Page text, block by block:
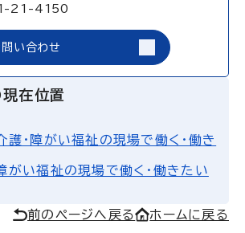
21-4150
い合わせ
現在位置
護・障がい福祉の現場で働く・働き
がい福祉の現場で働く・働きたい
前のページへ戻る ホームに戻る